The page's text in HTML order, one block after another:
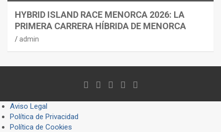
HYBRID ISLAND RACE MENORCA 2026: LA
PRIMERA CARRERA HÍBRIDA DE MENORCA
admin
Aviso Legal
Política de Privacidad
Política de Cookies